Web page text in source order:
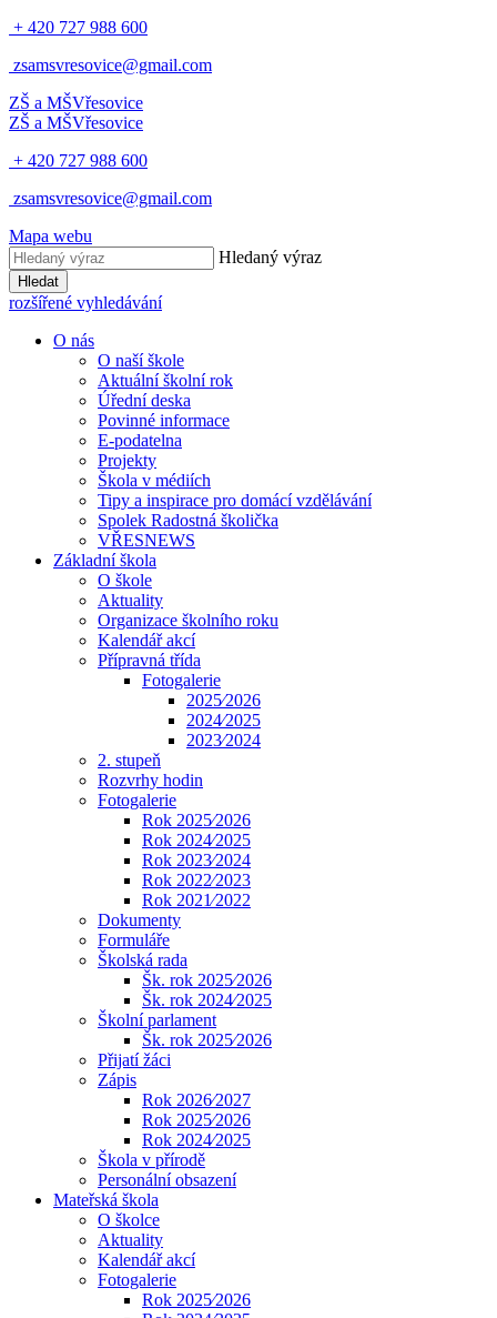
+ 420 727 988 600
zsamsvresovice@gmail.com
ZŠ a MŠVřesovice
ZŠ a MŠVřesovice
+ 420 727 988 600
zsamsvresovice@gmail.com
Mapa webu
Hledaný výraz
Hledat
rozšířené vyhledávání
O nás
O naší škole
Aktuální školní rok
Úřední deska
Povinné informace
E-podatelna
Projekty
Škola v médiích
Tipy a inspirace pro domácí vzdělávání
Spolek Radostná školička
VŘESNEWS
Základní škola
O škole
Aktuality
Organizace školního roku
Kalendář akcí
Přípravná třída
Fotogalerie
2025⁄2026
2024⁄2025
2023⁄2024
2. stupeň
Rozvrhy hodin
Fotogalerie
Rok 2025⁄2026
Rok 2024⁄2025
Rok 2023⁄2024
Rok 2022⁄2023
Rok 2021⁄2022
Dokumenty
Formuláře
Školská rada
Šk. rok 2025⁄2026
Šk. rok 2024⁄2025
Školní parlament
Šk. rok 2025⁄2026
Přijatí žáci
Zápis
Rok 2026⁄2027
Rok 2025⁄2026
Rok 2024⁄2025
Škola v přírodě
Personální obsazení
Mateřská škola
O školce
Aktuality
Kalendář akcí
Fotogalerie
Rok 2025⁄2026